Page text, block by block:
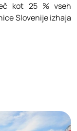
kot 25 % vseh
Slovenije izhaja